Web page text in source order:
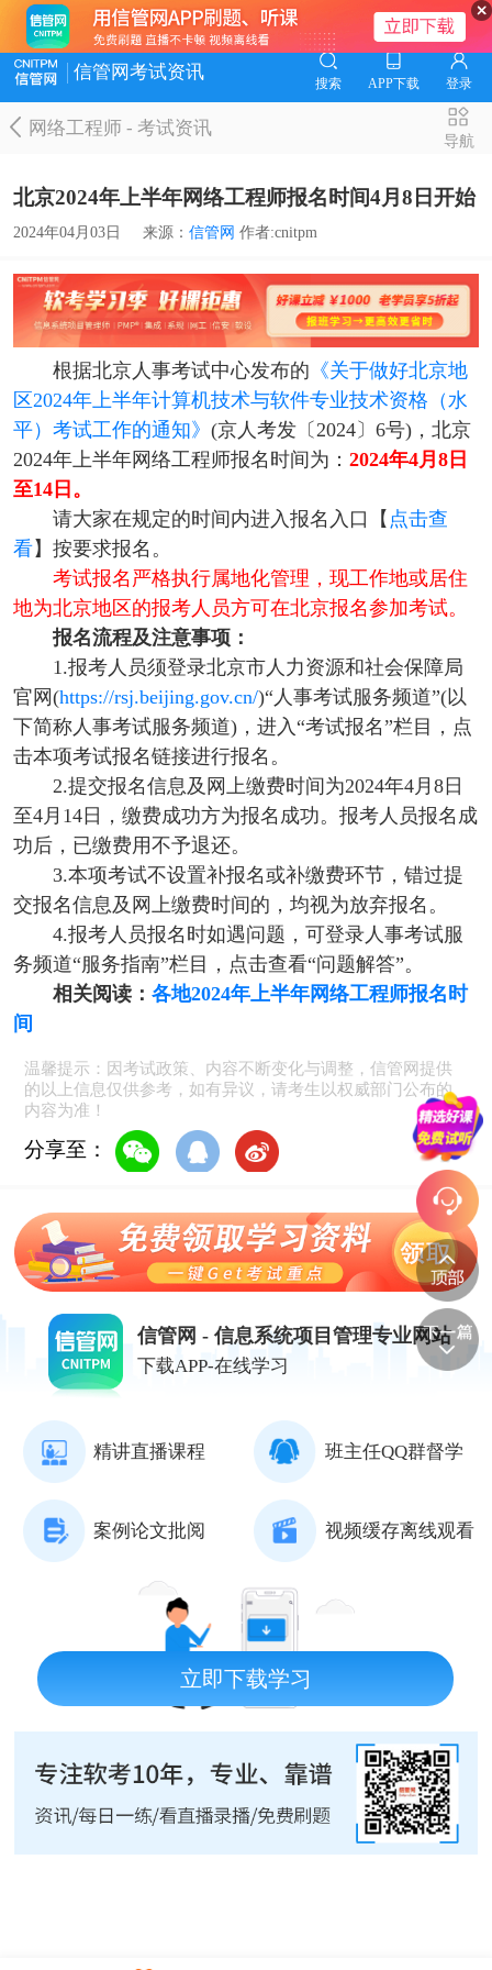
信管网考试资讯
搜索 APP下载 登录
网络工程师-考试资讯
导航
北京2024年上半年网络工程师报名时间4月8日开始
2024年04月03日 来源： 信管网 作者:cnitpm
根据北京人事考试中心发布的 《关于做好北京地
区2024年上半年计算机技术与软件专业技术资格（水
平）考试工作的通知》 (京人考发〔2024〕6号)，北京
2024年上半年网络工程师报名时间为： 2024年4月8日
至14日。
请大家在规定的时间内进入报名入口【 点击查
看】按要求报名。
考试报名严格执行属地化管理，现工作地或居住
地为北京地区的报考人员方可在北京报名参加考试。
报名流程及注意事项：
1.报考人员须登录北京市人力资源和社会保障局
官网(https://rsj.beijing.gov.cn/)“人事考试服务频道”(以
下简称人事考试服务频道)，进入“考试报名”栏目，点
击本项考试报名链接进行报名。
2.提交报名信息及网上缴费时间为2024年4月8日
至4月14日，缴费成功方为报名成功。报考人员报名成
功后，已缴费用不予退还。
3.本项考试不设置补报名或补缴费环节，错过提
交报名信息及网上缴费时间的，均视为放弃报名。
4.报考人员报名时如遇问题，可登录人事考试服
务频道“服务指南”栏目，点击查看“问题解答”。
相关阅读： 各地2024年上半年网络工程师报名时
间
温馨提示：因考试政策、内容不断变化与调整，信管网提供
的以上信息仅供参考，如有异议，请考生以权威部门公布的
内容为准！
分享至：
信管网 - 信息系统项目管理专业网站
下载APP-在线学习
精讲直播课程 班主任QQ群督学
案例论文批阅 视频缓存离线观看
立即下载学习